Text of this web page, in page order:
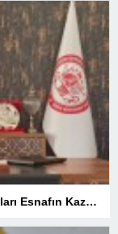
Başkan Havabulut:”Kredi Kartı Komisyonları Esnafın Kazancını Eritiyor”